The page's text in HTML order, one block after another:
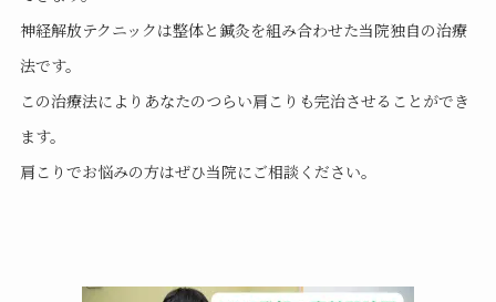
神経解放テクニックは整体と鍼灸を組み合わせた当院独自の治療
法です。
この治療法によりあなたのつらい肩こりも完治させることができ
ます。
肩こりでお悩みの方はぜひ当院にご相談ください。